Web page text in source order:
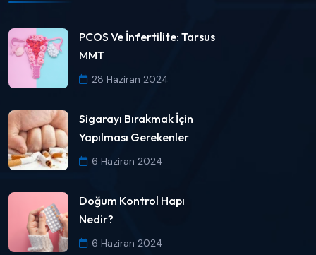
PCOS Ve İnfertilite: Tarsus
MMT
28 Haziran 2024
Sigarayı Bırakmak İçin
Yapılması Gerekenler
6 Haziran 2024
Doğum Kontrol Hapı
Nedir?
6 Haziran 2024